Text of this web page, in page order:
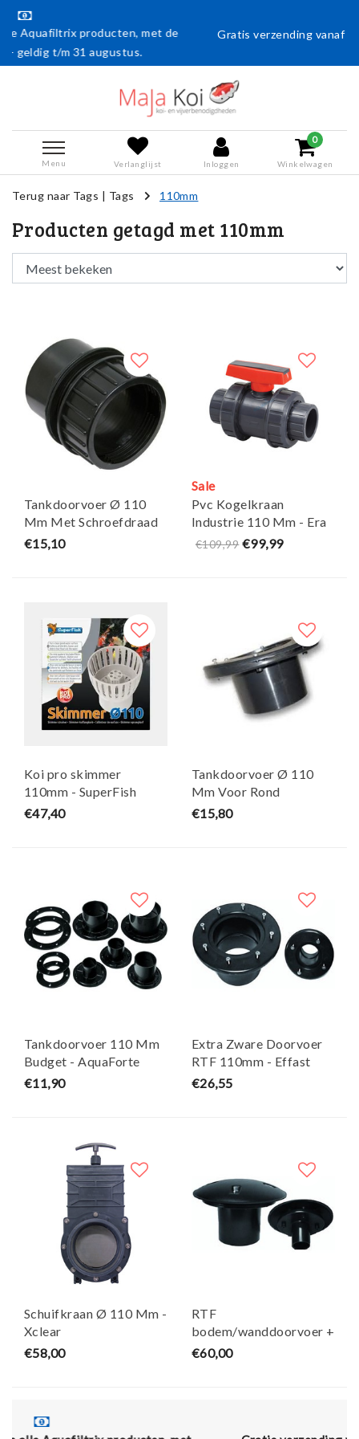
met de
Gratis verzending vanaf € 50,- (en naar België
Menu Verlanglijst Inloggen
0
Winkelwagen
Terug naar Tags | Tags 110mm
Producten getagd met 110mm
Tankdoorvoer Ø 110
Mm Met Schroefdraad
Budget - Xclear
€15,10
Sale
Pvc Kogelkraan
Industrie 110 Mm - Era
€109,99 €99,99
Koi pro skimmer
110mm - SuperFish
€47,40
Tankdoorvoer Ø 110
Mm Voor Rond
Oppervlak Budget -
€15,80
Tankdoorvoer 110 Mm
Budget - AquaForte
€11,90
Extra Zware Doorvoer
RTF 110mm - Effast
€26,55
Schuifkraan Ø 110 Mm -
Xclear
€58,00
RTF
bodem/wanddoorvoer +
kap 110mm - Effast
€60,00